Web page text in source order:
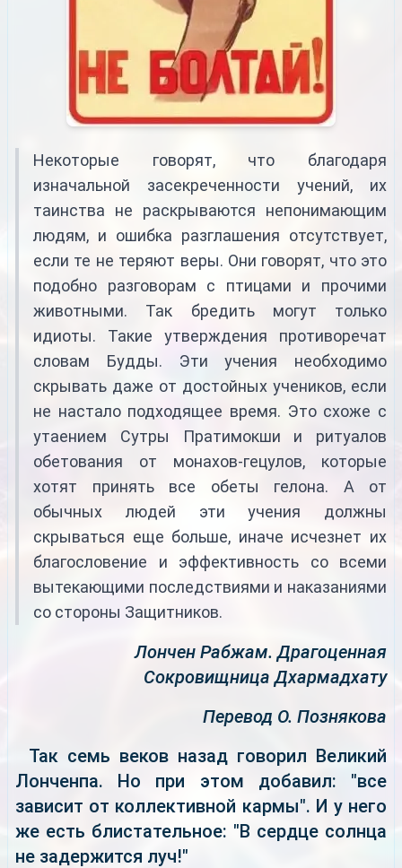
Некоторые говорят, что благодаря
изначальной засекреченности учений, их
таинства не раскрываются непонимающим
людям, и ошибка разглашения отсутствует,
если те не теряют веры. Они говорят, что это
подобно разговорам с птицами и прочими
животными. Так бредить могут только
идиоты. Такие утверждения противоречат
словам Будды. Эти учения необходимо
скрывать даже от достойных учеников, если
не настало подходящее время. Это схоже с
утаением Сутры Пратимокши и ритуалов
обетования от монахов-гецулов, которые
хотят принять все обеты гелона. А от
обычных людей эти учения должны
скрываться еще больше, иначе исчезнет их
благословение и эффективность со всеми
вытекающими последствиями и наказаниями
со стороны Защитников.
Лончен Рабжам. Драгоценная
Сокровищница Дхармадхату
Перевод О. Познякова
Так семь веков назад говорил Великий
Лонченпа. Но при этом добавил: "все
зависит от коллективной кармы". И у него
же есть блистательное: "В сердце солнца
не задержится луч!"